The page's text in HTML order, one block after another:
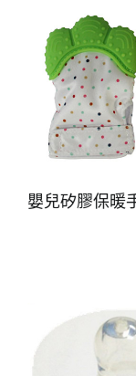
嬰兒矽膠保暖